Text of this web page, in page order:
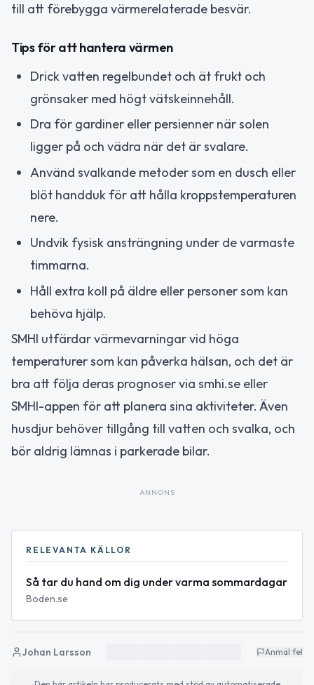
till att förebygga värmerelaterade besvär.
Tips för att hantera värmen
Drick vatten regelbundet och ät frukt och
grönsaker med högt vätskeinnehåll.
Dra för gardiner eller persienner när solen
ligger på och vädra när det är svalare.
Använd svalkande metoder som en dusch eller
blöt handduk för att hålla kroppstemperaturen
nere.
Undvik fysisk ansträngning under de varmaste
timmarna.
Håll extra koll på äldre eller personer som kan
behöva hjälp.
SMHI utfärdar värmevarningar vid höga
temperaturer som kan påverka hälsan, och det är
bra att följa deras prognoser via smhi.se eller
SMHI-appen för att planera sina aktiviteter. Även
husdjur behöver tillgång till vatten och svalka, och
bör aldrig lämnas i parkerade bilar.
ANNONS
RELEVANTA KÄLLOR
Så tar du hand om dig under varma sommardagar
Boden.se
Johan Larsson Anmäl fel